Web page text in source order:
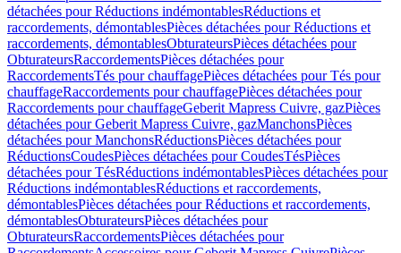
détachées pour Réductions indémontablesRéductions et
raccordements, démontablesPièces détachées pour Réductions et
raccordements, démontablesObturateursPièces détachées pour
ObturateursRaccordementsPièces détachées pour
RaccordementsTés pour chauffagePièces détachées pour Tés pour
chauffageRaccordements pour chauffagePièces détachées pour
Raccordements pour chauffageGeberit Mapress Cuivre, gazPièces
détachées pour Geberit Mapress Cuivre, gazManchonsPièces
détachées pour ManchonsRéductionsPièces détachées pour
RéductionsCoudesPièces détachées pour CoudesTésPièces
détachées pour TésRéductions indémontablesPièces détachées pour
Réductions indémontablesRéductions et raccordements,
démontablesPièces détachées pour Réductions et raccordements,
démontablesObturateursPièces détachées pour
ObturateursRaccordementsPièces détachées pour